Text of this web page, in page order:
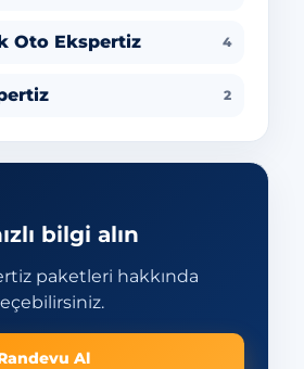
Oto Ekspertiz 4
2
bilgi alın
paketleri hakkında
Al